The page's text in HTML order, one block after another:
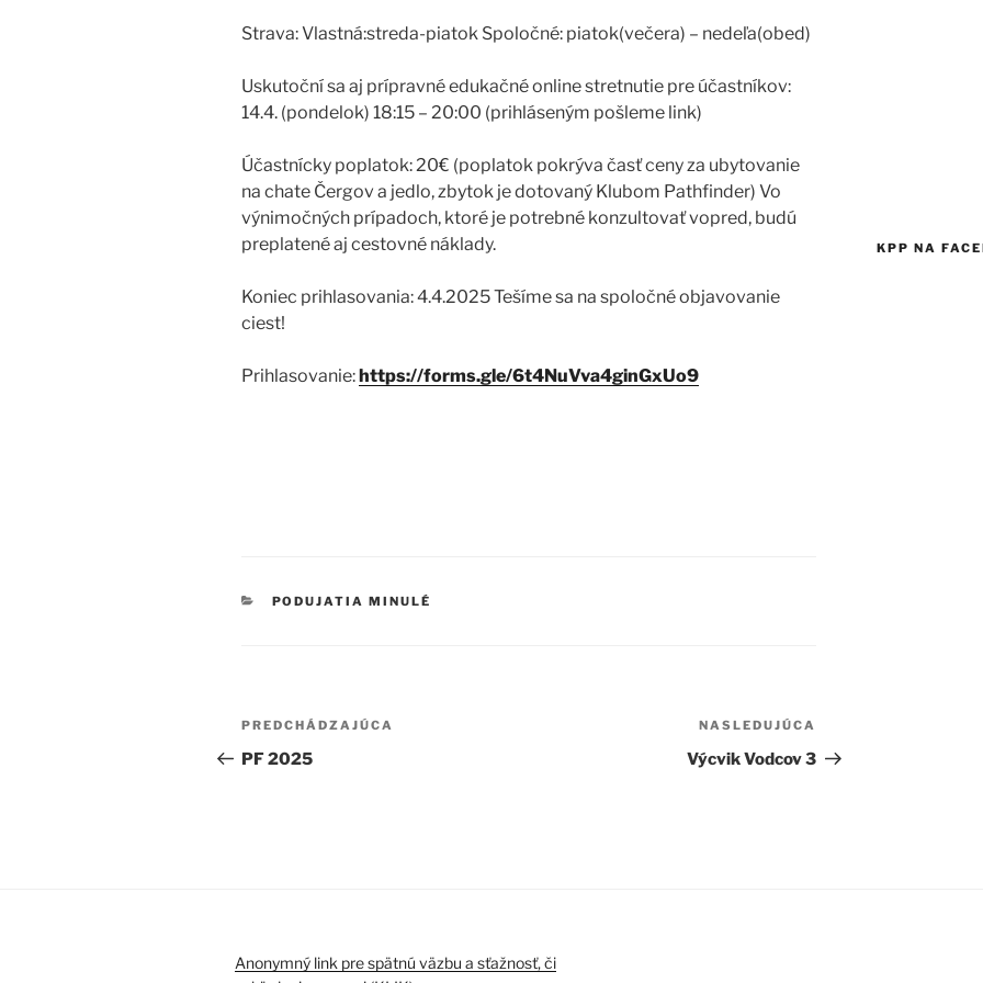
Strava: Vlastná:streda-piatok Spoločné: piatok(večera) – nedeľa(obed)
Uskutoční sa aj prípravné edukačné online stretnutie pre účastníkov:
14.4. (pondelok) 18:15 – 20:00 (prihláseným pošleme link)
Účastnícky poplatok: 20€ (poplatok pokrýva časť ceny za ubytovanie
na chate Čergov a jedlo, zbytok je dotovaný Klubom Pathfinder) Vo
výnimočných prípadoch, ktoré je potrebné konzultovať vopred, budú
preplatené aj cestovné náklady.
Koniec prihlasovania: 4.4.2025 Tešíme sa na spoločné objavovanie
ciest!
Prihlasovanie: https://forms.gle/6t4NuVva4ginGxUo9
KATEGÓRIE
PODUJATIA MINULÉ
Navigácia
v
Predchádzajúci
článok
PREDCHÁDZAJÚCA
PF 2025
článok
NASLEDUJÚCA
Výcvik Vodcov 3
KPP NA
Anonymný link pre spätnú väzbu a sťažnosť, či